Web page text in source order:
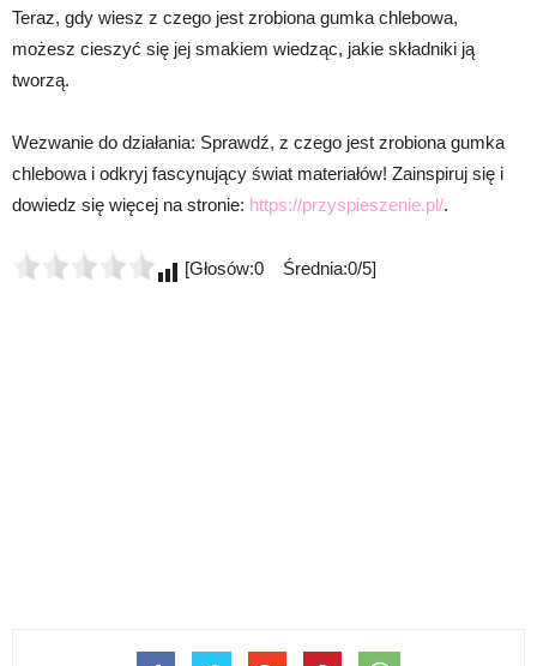
Teraz, gdy wiesz z czego jest zrobiona gumka chlebowa,
możesz cieszyć się jej smakiem wiedząc, jakie składniki ją
tworzą.
Wezwanie do działania: Sprawdź, z czego jest zrobiona gumka
chlebowa i odkryj fascynujący świat materiałów! Zainspiruj się i
dowiedz się więcej na stronie: https://przyspieszenie.pl/.
[Głosów:0 Średnia:0/5]